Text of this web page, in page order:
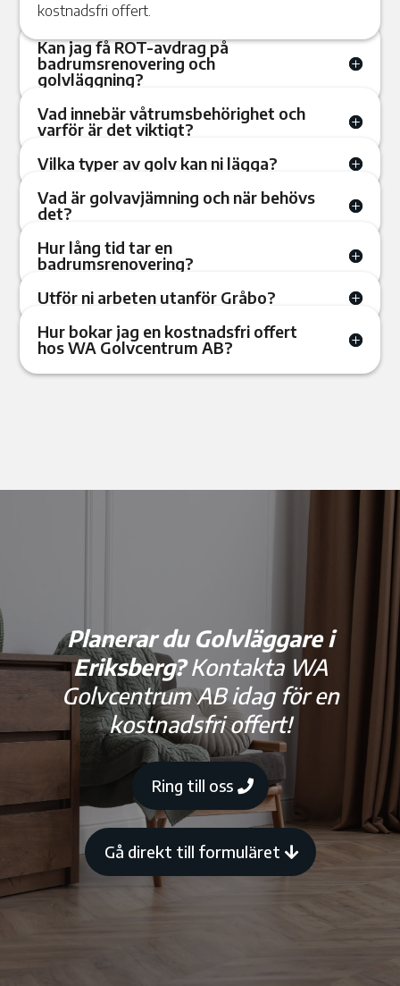
kostnadsfri offert.
Kan jag få ROT-avdrag på
badrumsrenovering och
golvläggning?
Vad innebär våtrumsbehörighet och
varför är det viktigt?
Vilka typer av golv kan ni lägga?
Vad är golvavjämning och när behövs
det?
Hur lång tid tar en
badrumsrenovering?
Utför ni arbeten utanför Gråbo?
Hur bokar jag en kostnadsfri offert
hos WA Golvcentrum AB?
Planerar du Golvläggare i
Eriksberg?Kontakta WA
Golvcentrum AB idag för en
kostnadsfri offert!
Ring till oss
Gå direkt till formuläret